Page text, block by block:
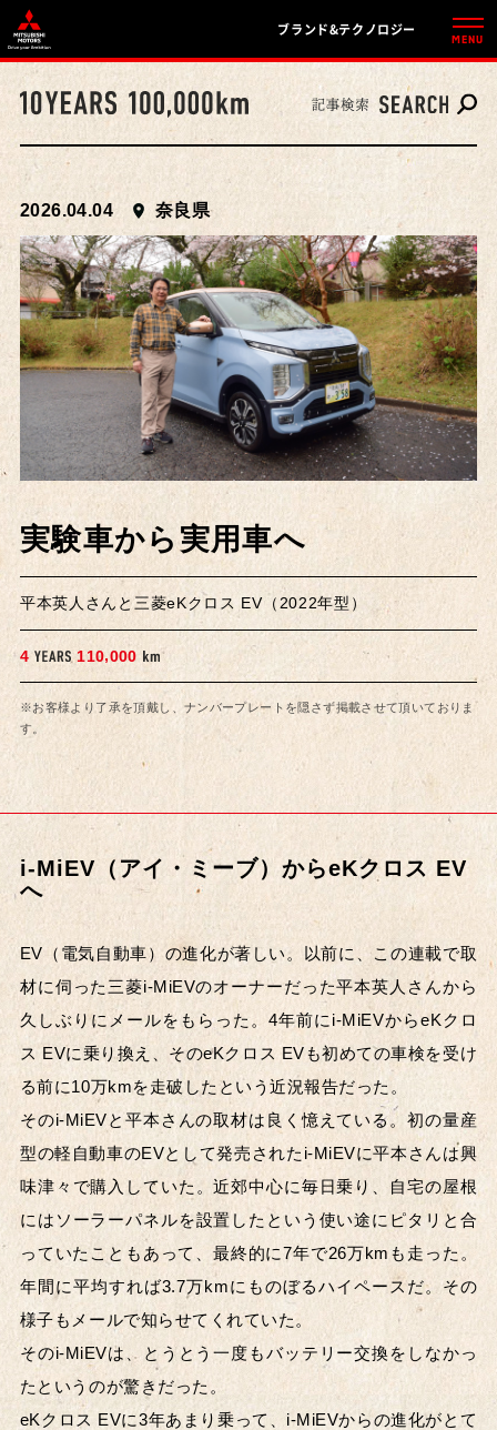
ブランド&テクノロジー
2026.04.04 奈良県
実験車から実用車へ
平本英人さんと三菱eKクロス EV（2022年型）
4 110,000
※お客様より了承を頂戴し、ナンバープレートを隠さず掲載させて頂いておりま
す。
i-MiEV（アイ・ミーブ）からeKクロス EV
へ
EV（電気自動車）の進化が著しい。以前に、この連載で取
材に伺った三菱i-MiEVのオーナーだった平本英人さんから
久しぶりにメールをもらった。4年前にi-MiEVからeKクロ
ス EVに乗り換え、そのeKクロス EVも初めての車検を受け
る前に10万kmを走破したという近況報告だった。
そのi-MiEVと平本さんの取材は良く憶えている。初の量産
型の軽自動車のEVとして発売されたi-MiEVに平本さんは興
味津々で購入していた。近郊中心に毎日乗り、自宅の屋根
にはソーラーパネルを設置したという使い途にピタリと合
っていたこともあって、最終的に7年で26万kmも走った。
年間に平均すれば3.7万kmにものぼるハイペースだ。その
様子もメールで知らせてくれていた。
そのi-MiEVは、とうとう一度もバッテリー交換をしなかっ
たというのが驚きだった。
eKクロス EVに3年あまり乗って、i-MiEVからの進化がとて